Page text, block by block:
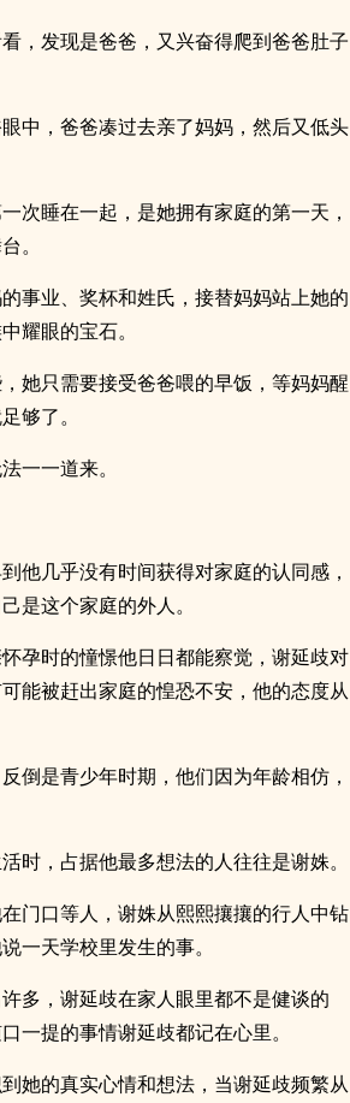
，发现是爸爸，又兴奋得爬到爸爸肚子
中，爸爸凑过去亲了妈妈，然后又低头
次睡在一起，是她拥有家庭的第一天，
。
事业、奖杯和姓氏，接替妈妈站上她的
耀眼的宝石。
她只需要接受爸爸喂的早饭，等妈妈醒
够了。
一一道来。
他几乎没有时间获得对家庭的认同感，
是这个家庭的外人。
孕时的憧憬他日日都能察觉，谢延歧对
能被赶出家庭的惶恐不安，他的态度从
倒是青少年时期，他们因为年龄相仿，
时，占据他最多想法的人往往是谢姝。
门口等人，谢姝从熙熙攘攘的行人中钻
一天学校里发生的事。
多，谢延歧在家人眼里都不是健谈的
一提的事情谢延歧都记在心里。
她的真实心情和想法，当谢延歧频繁从